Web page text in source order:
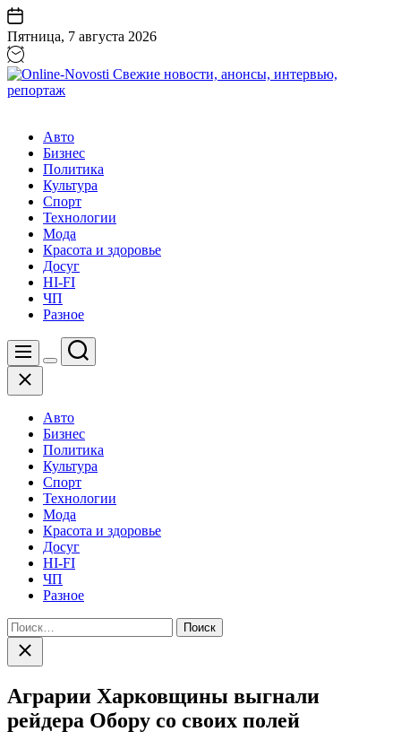
Перейти
к
содержанию
Пятница, 7 августа 2026
Свежие
новости,
анонсы,
интервью,
репортаж
Авто
Бизнес
Политика
Культура
Спорт
Технологии
Мода
Красота и здоровье
Досуг
HI-FI
ЧП
Разное
Меню
Цвет
Поиск
Закрыть
Авто
Бизнес
Политика
Культура
Спорт
Технологии
Мода
Красота и здоровье
Досуг
HI-FI
ЧП
Разное
Найти:
Закрыть
поиск
Аграрии Харковщины выгнали
рейдера Обору со своих полей